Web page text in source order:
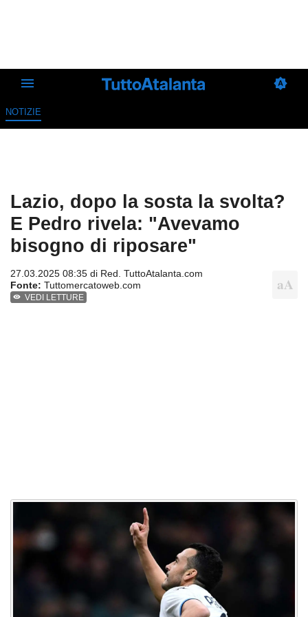
NOTIZIE
Lazio, dopo la sosta la svolta?
E Pedro rivela: "Avevamo
bisogno di riposare"
27.03.2025 08:35 di Red. TuttoAtalanta.com
Fonte: Tuttomercatoweb.com
VEDI LETTURE